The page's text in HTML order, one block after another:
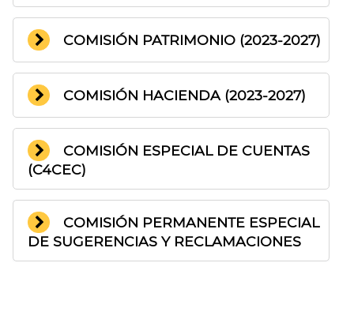
COMISIÓN PATRIMONIO (2023-2027)
COMISIÓN HACIENDA (2023-2027)
COMISIÓN ESPECIAL DE CUENTAS
(C4CEC)
COMISIÓN PERMANENTE ESPECIAL
DE SUGERENCIAS Y RECLAMACIONES